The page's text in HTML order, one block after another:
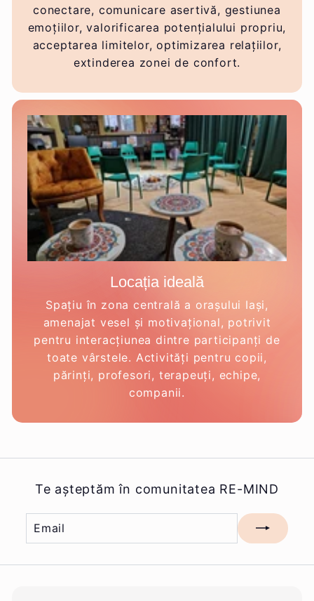
conectare, comunicare asertivă, gestiunea
emoțiilor, valorificarea potențialului propriu,
acceptarea limitelor, optimizarea relațiilor,
extinderea zonei de confort.
Locația ideală
Spațiu în zona centrală a orașului Iași,
amenajat vesel și motivațional, potrivit
pentru interacțiunea dintre participanți de
toate vârstele. Activități pentru copii,
părinți, profesori, terapeuți, echipe,
companii.
Te așteptăm în comunitatea RE-MIND
Email
Mă
înscriu